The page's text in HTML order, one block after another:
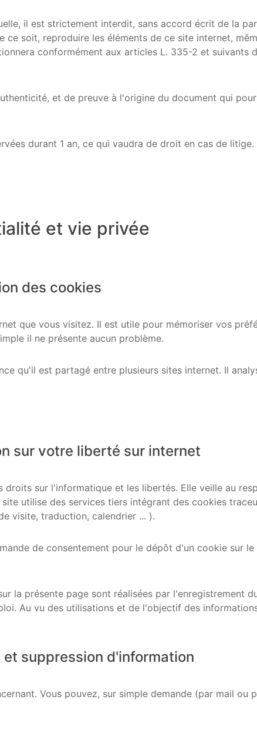
il est strictement interdit, sans accord écrit de la
soit, reproduire les éléments de ce site internet,
conformément aux articles L. 335-2 et suivants
et de preuve à l'origine du document qui
durant 1 an, ce qui vaudra de droit en cas de litige.
et vie privée
des cookies
que vous visitez. Il est utile pour mémoriser vos
il ne présente aucun problème.
qu'il est partagé entre plusieurs sites internet. Il
sur votre liberté sur internet
sur l'informatique et les libertés. Elle veille au
utilise des services tiers intégrant des cookies
visite, traduction, calendrier ... ).
de consentement pour le dépôt d'un cookie sur le
la présente page sont réalisées par l'enregistrement
Au vu des utilisations et de l'objectif des
suppression d'information
Vous pouvez, sur simple demande (par mail ou